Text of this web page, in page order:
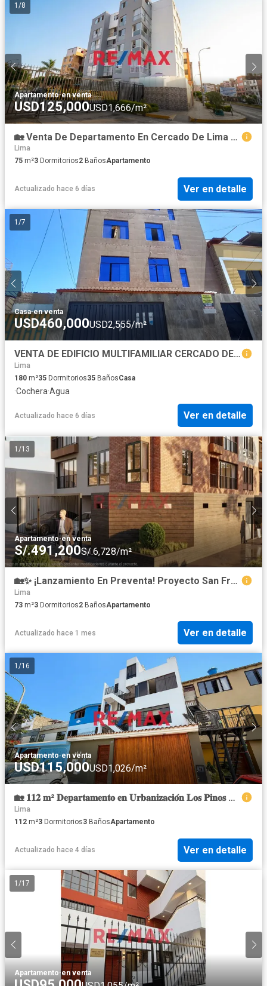
1 /8
Apartamento·en venta
USD125,000USD1,666/m²
🏡 Venta De Departamento En Cercado De Lima (Límite Con Pueblo Libre)
Lima
75 m²3 Dormitorios2 BañosApartamento
Actualizado hace 6 días Ver en detalle
1 /7
Casa·en venta
USD460,000USD2,555/m²
VENTA DE EDIFICIO MULTIFAMILIAR CERCADO DE LIMA
Lima
180 m²35 Dormitorios35 BañosCasa
·Cochera·Agua
Actualizado hace 6 días Ver en detalle
1 /13
Apartamento·en venta
S/.491,200S/.6,728/m²
🏡✨ ¡Lanzamiento En Preventa! Proyecto San Francisco 12 ✨🏡 Departamento 601
Lima
73 m²3 Dormitorios2 BañosApartamento
Actualizado hace 1 mes Ver en detalle
1 /16
Apartamento·en venta
USD115,000USD1,026/m²
🏡 𝟏𝟏𝟐 𝐦² 𝐃𝐞𝐩𝐚𝐫𝐭𝐚𝐦𝐞𝐧𝐭𝐨 𝐞𝐧 𝐔𝐫𝐛𝐚𝐧𝐢𝐳𝐚𝐜𝐢𝐨́𝐧 𝐋𝐨𝐬 𝐏𝐢𝐧𝐨𝐬 – 𝐂𝐞𝐫𝐜𝐚𝐝𝐨 𝐝𝐞 𝐋𝐢𝐦𝐚
Lima
112 m²3 Dormitorios3 BañosApartamento
Actualizado hace 4 días Ver en detalle
1 /17
Apartamento·en venta